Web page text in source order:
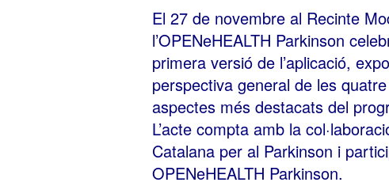
El 27 de novembre al Recinte
l’OPENeHEALTH Parkinson
primera versió de l’aplicació,
perspectiva general de les
aspectes més destacats del
L’acte compta amb la
Catalana per al Parkinson i
OPENeHEALTH Parkinson.